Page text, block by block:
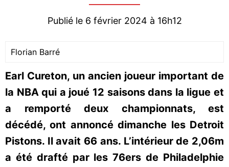
Publié le 6 février 2024 à 16h12
Florian Barré
Earl Cureton, un ancien joueur important de
la NBA qui a joué 12 saisons dans la ligue et
a remporté deux championnats, est
décédé, ont annoncé dimanche les Detroit
Pistons. Il avait 66 ans. L’intérieur de 2,06m
a été drafté par les 76ers de Philadelphie